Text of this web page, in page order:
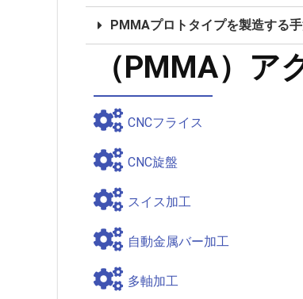
PMMAプロトタイプを製造する
（PMMA）ア
CNCフライス
CNC旋盤
スイス加工
自動金属バー加工
多軸加工